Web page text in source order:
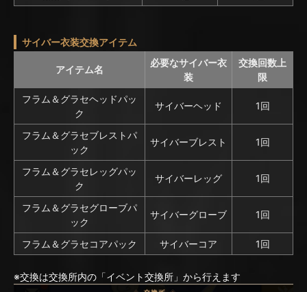
サイバー衣装交換アイテム
アイテム名
必要なサイバー衣
装
交換回数上
限
フラム＆グラセヘッドパッ
ク
サイバーヘッド 1回
フラム＆グラセブレストパ
ック
サイバーブレスト 1回
フラム＆グラセレッグパッ
ク
サイバーレッグ 1回
フラム＆グラセグローブパ
ック
サイバーグローブ 1回
フラム＆グラセコアパック サイバーコア 1回
※交換は交換所内の「イベント交換所」から行えます